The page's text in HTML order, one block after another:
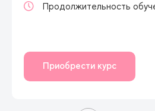
поврежденными волосами.
- Процедуры ухода за
Продолжительность
Приобрести курс